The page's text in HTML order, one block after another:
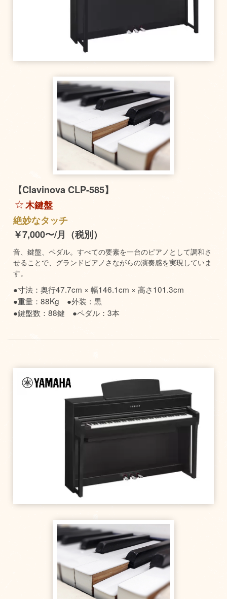
【Clavinova CLP-585】
木鍵盤
絶妙なタッチ
￥7,000〜/月（税別）
音、鍵盤、ペダル。すべての要素を一台のピアノとして調和さ
せることで、グランドピアノさながらの演奏感を実現していま
す。
●寸法：奥行47.7cm × 幅146.1cm × 高さ101.3cm
●重量：88Kg ●外装：黒
●鍵盤数：88鍵 ●ペダル：3本